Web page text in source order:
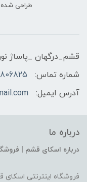
طراحی شده
قشم_درگهان _پاساژ نور
شماره تماس:
آدرس ایمیل:
درباره ما
درباره اسکای قشم |